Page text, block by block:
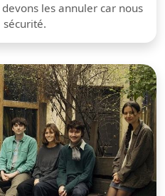
les annuler car nous